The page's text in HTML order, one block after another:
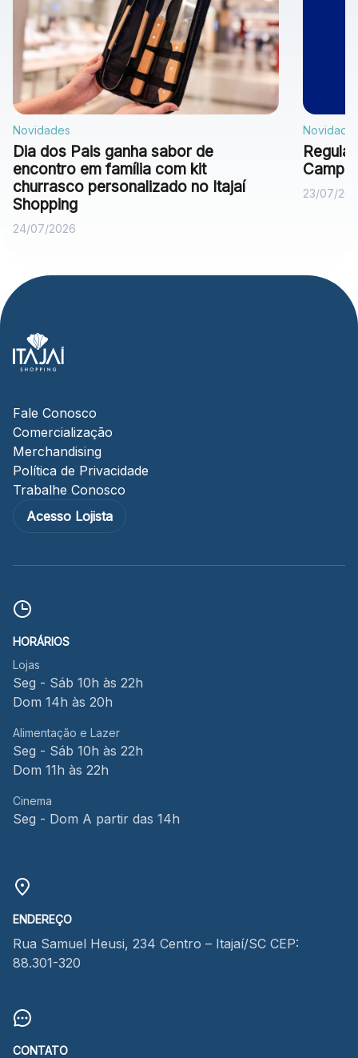
Novidades
Dia dos Pais ganha sabor de
encontro em família com kit
churrasco personalizado no Itajaí
Shopping
24/07/2026
23/07/
Fale Conosco
Comercialização
Merchandising
Política de Privacidade
Trabalhe Conosco
Acesso Lojista
HORÁRIOS
Lojas
Seg - Sáb 10h às 22h
Dom 14h às 20h
Alimentação e Lazer
Seg - Sáb 10h às 22h
Dom 11h às 22h
Cinema
Seg - Dom A partir das 14h
ENDEREÇO
Rua Samuel Heusi, 234 Centro – Itajaí/SC CEP:
88.301-320
CONTATO